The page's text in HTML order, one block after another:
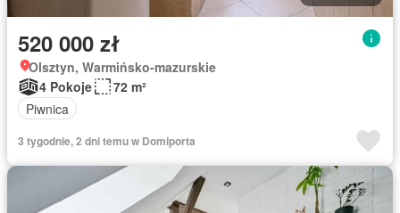
520 000 zł
Olsztyn, Warmińsko-mazurskie
4 Pokoje
72 m²
Piwnica
3 tygodnie, 2 dni temu w Domiporta